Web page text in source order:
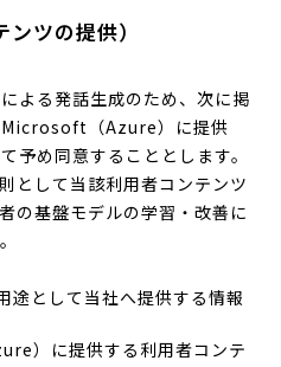
ツの提供）
よる発話生成のため、次に掲
Microsoft（Azure）に提供
予め同意することとします。
して当該利用者コンテンツ
基盤モデルの学習・改善に
途として当社へ提供する情報
）に提供する利用者コンテ